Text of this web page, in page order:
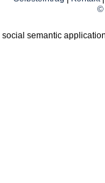
©
social semantic